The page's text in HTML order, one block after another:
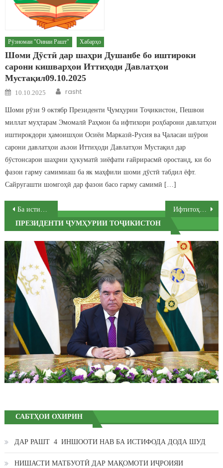
Рӯзномаи "Оинаи Рашт" Хабарҳо
Шоми Дӯстӣ дар шаҳри Душанбе бо иштироки
сарони кишварҳои Иттиҳоди Давлатҳои
Мустақил09.10.2025
Posted on
10.10.2025 Author
rasht
Шоми рӯзи 9 октябр Президенти Ҷумҳурии Тоҷикистон, Пешвои
миллат муҳтарам Эмомалӣ Раҳмон ба ифтихори роҳбарони давлатҳои
иштирокдори ҳамоишҳои Осиёи Марказӣ-Русия ва Ҷаласаи шӯрои
сарони давлатҳои аъзои Иттиҳоди Давлатҳои Мустақил дар
бӯстонсарои шаҳрии ҳукуматӣ зиёфати ғайрирасмӣ оростанд, ки бо
фазои гарму самимиаш ба як маҳфили шоми дӯстӣ табдил ёфт.
Сайругашти шомгоҳӣ дар фазои басо гарму самимӣ […]
Post navigation
Ба истифода додани бинои муассисаи таҳсилоти миёнаи умумии №35 дар ноҳияи Рашт
Ифтитоҳи манзилҳои истиқоматӣ барои хизматчиёни давлатӣ дар ноҳияи Рашт
ПРЕЗИДЕНТИ ҶУМҲУРИИ ТОҶИКИСТОН
САБТҲОИ ОХИРИН
ДАР РАШТ 4 ИНШООТИ НАВ БА ИСТИФОДА ДОДА ШУД
НИШАСТИ МАТБУОТӢ ДАР МАҚОМОТИ ИҶРОИЯИ